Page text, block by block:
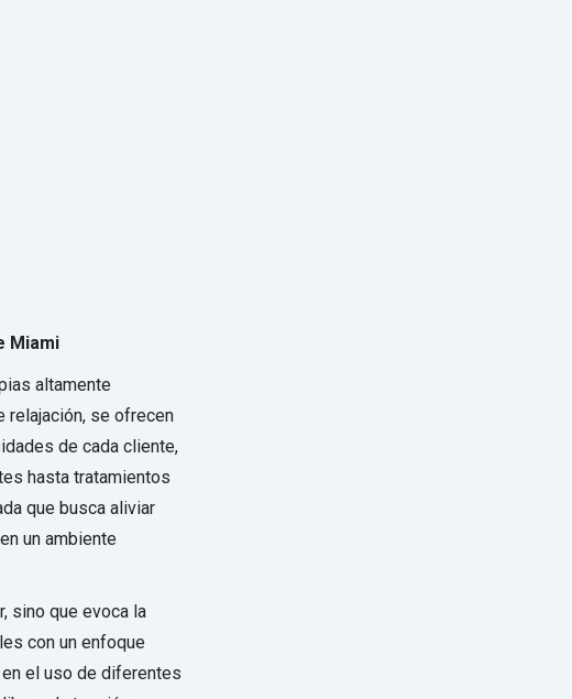
Miami
altamente
relajación, se ofrecen
de cada cliente,
hasta tratamientos
que busca aliviar
un ambiente
sino que evoca la
con un enfoque
el uso de diferentes